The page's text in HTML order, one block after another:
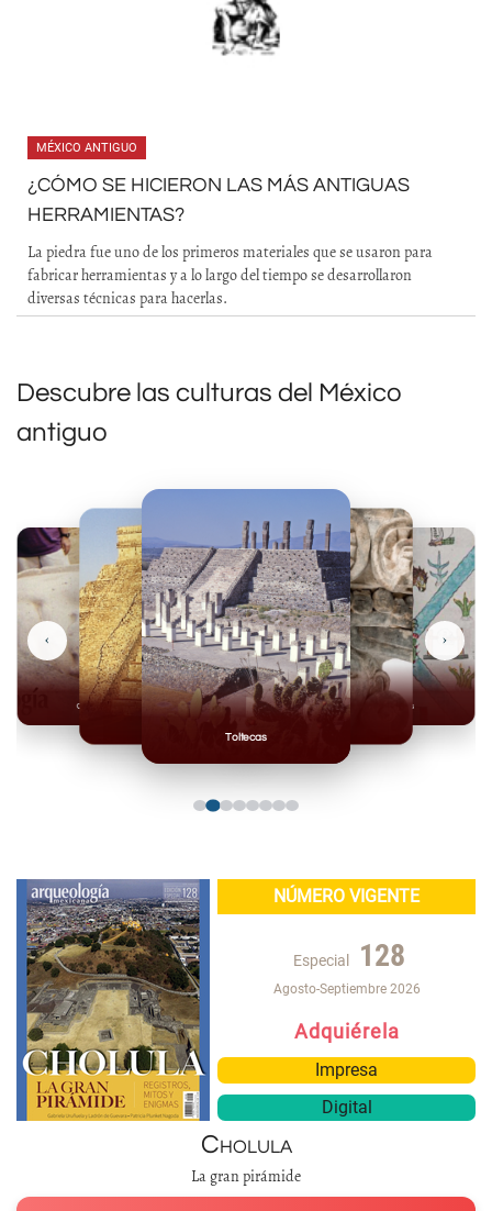
MÉXICO ANTIGUO
¿CÓMO SE HICIERON LAS MÁS ANTIGUAS
HERRAMIENTAS?
La piedra fue uno de los primeros materiales que se usaron para
fabricar herramientas y a lo largo del tiempo se desarrollaron
diversas técnicas para hacerlas.
Descubre las culturas del México
antiguo
Toltecas
Mexicas
Olmecas
‹ ›
NÚMERO VIGENTE
Especial 128
Agosto-Septiembre 2026
Adquiérela
Impresa
Digital
Cholula
La gran pirámide